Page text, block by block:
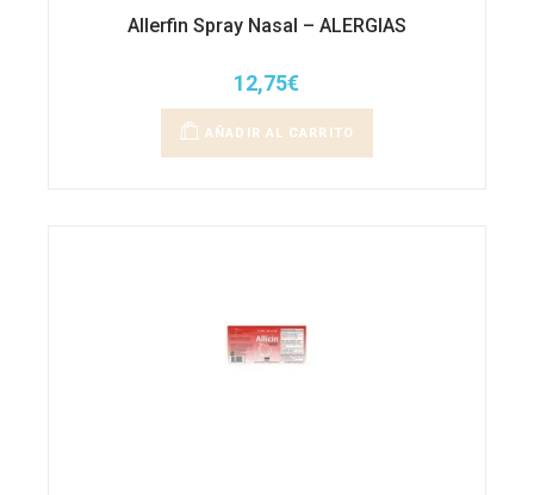
Allerfin Spray Nasal – ALERGIAS
12,75€
AÑADIR AL CARRITO